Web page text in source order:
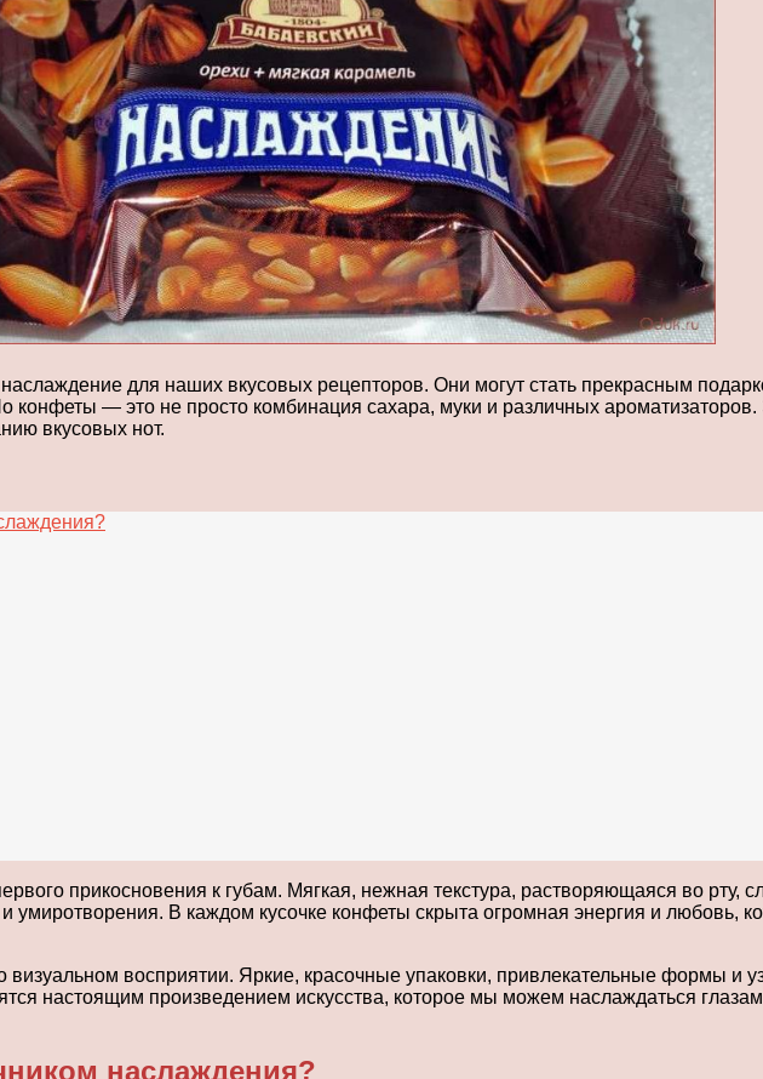
для наших вкусовых рецепторов. Они могут стать прекрасным
— это не просто комбинация сахара, муки и различных ароматизаторов.
вкусовых нот.
прикосновения к губам. Мягкая, нежная текстура, растворяющаяся во рту,
умиротворения. В каждом кусочке конфеты скрыта огромная энергия и любовь,
восприятии. Яркие, красочные упаковки, привлекательные формы и
настоящим произведением искусства, которое мы можем наслаждаться
наслаждения?